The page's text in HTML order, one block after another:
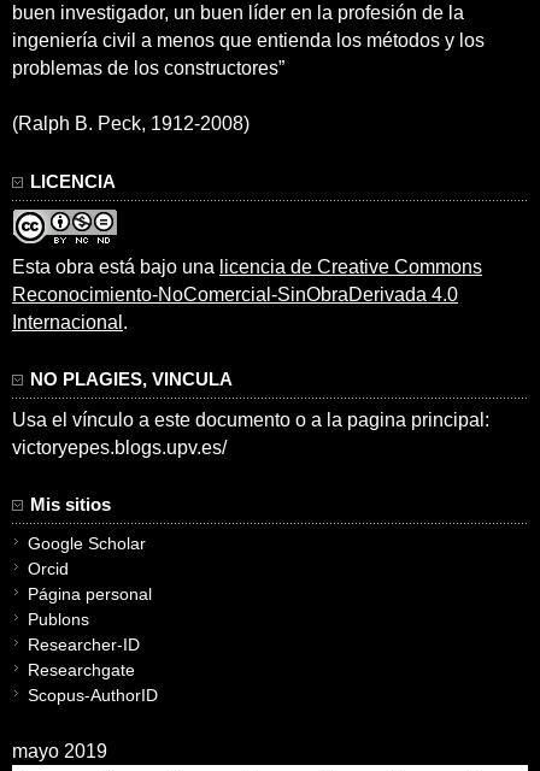
buen investigador, un buen líder en la profesión de la
ingeniería civil a menos que entienda los métodos y los
problemas de los constructores”
(Ralph B. Peck, 1912-2008)
LICENCIA
Esta obra está bajo una licencia de Creative Commons
Reconocimiento-NoComercial-SinObraDerivada 4.0
Internacional .
NO PLAGIES, VINCULA
Usa el vínculo a este documento o a la pagina principal:
victoryepes.blogs.upv.es/
Mis sitios
Google Scholar
Orcid
Página personal
Publons
Researcher-ID
Researchgate
Scopus-AuthorID
mayo 2019